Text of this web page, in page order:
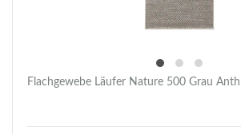
Flachgewebe Läufer Nature 500 Grau